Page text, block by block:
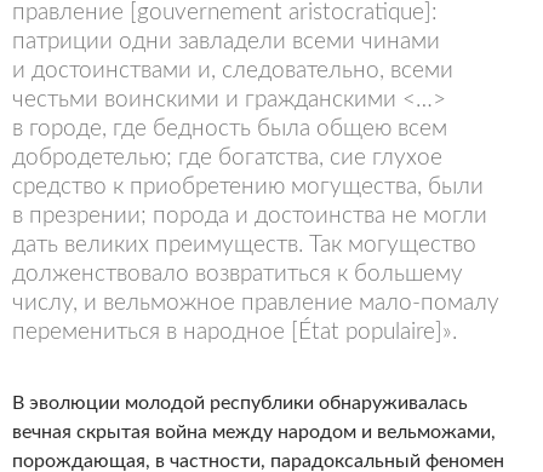
правление [gouvernement aristocratique]:
патриции одни завладели всеми чинами
и достоинствами и, следовательно, всеми
честьми воинскими и гражданскими <…>
в городе, где бедность была общею всем
добродетелью; где богатства, сие глухое
средство к приобретению могущества, были
в презрении; порода и достоинства не могли
дать великих преимуществ. Так могущество
долженствовало возвратиться к большему
числу, и вельможное правление мало-помалу
перемениться в народное [État populaire]».
В эволюции молодой республики обнаруживалась
вечная скрытая война между народом и вельможами,
порождающая, в частности, парадоксальный феномен